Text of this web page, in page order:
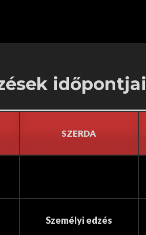
időpontjai
SZERDA
Személyi edzés